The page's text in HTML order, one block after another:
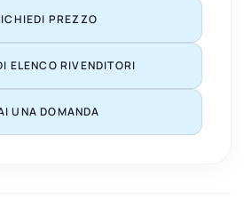
PREZZO
ELENCO RIVENDITORI
UNA DOMANDA